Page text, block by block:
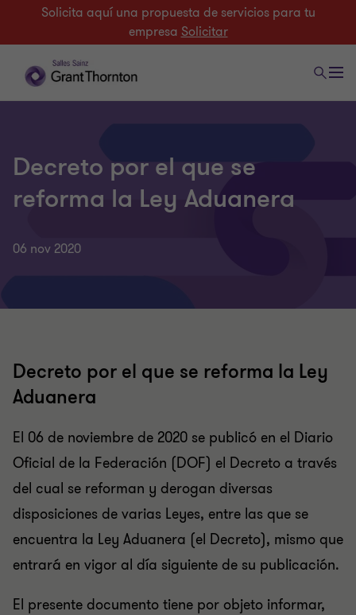
Solicita aquí una propuesta de servicios para tu
empresa Solicitar
Decreto por el que se
reforma la Ley Aduanera
06 nov 2020
Decreto por el que se reforma la Ley
Aduanera
El 06 de noviembre de 2020 se publicó en el Diario
Oficial de la Federación (DOF) el Decreto a través
del cual se reforman y derogan diversas
disposiciones de varias Leyes, entre las que se
encuentra la Ley Aduanera (el Decreto), mismo que
entrará en vigor al día siguiente de su publicación.
El presente documento tiene por objeto informar,